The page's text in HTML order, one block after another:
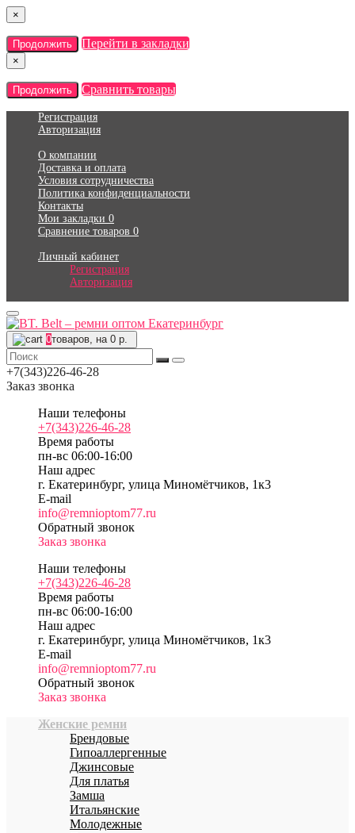
×
Продолжить Перейти в закладки
×
Продолжить Сравнить товары
Регистрация
Авторизация
О компании
Доставка и оплата
Условия сотрудничества
Политика конфиденциальности
Контакты
Мои закладки 0
Сравнение товаров 0
Личный кабинет
Регистрация
Авторизация
0товаров, на 0 р.
+7(343)226-46-28
Заказ звонка
Наши телефоны
+7(343)226-46-28
Время работы
пн-вс 06:00-16:00
Наш адрес
г. Екатеринбург, улица Миномётчиков, 1к3
E-mail
info@remnioptom77.ru
Обратный звонок
Заказ звонка
Наши телефоны
+7(343)226-46-28
Время работы
пн-вс 06:00-16:00
Наш адрес
г. Екатеринбург, улица Миномётчиков, 1к3
E-mail
info@remnioptom77.ru
Обратный звонок
Заказ звонка
Женские ремни
Брендовые
Гипоаллергенные
Джинсовые
Для платья
Замша
Итальянские
Молодежные